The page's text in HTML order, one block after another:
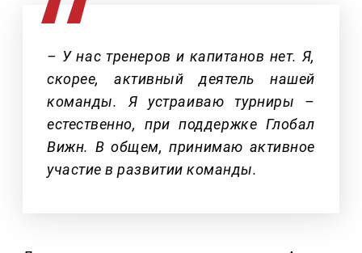
– У нас тренеров и капитанов нет. Я,
скорее, активный деятель нашей
команды. Я устраиваю турниры –
естественно, при поддержке Глобал
Вижн. В общем, принимаю активное
участие в развитии команды.